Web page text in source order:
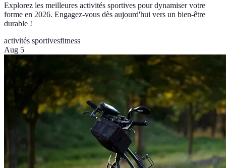
Explorez les meilleures activités sportives pour dynamiser votre
forme en 2026. Engagez-vous dès aujourd'hui vers un bien-être
durable !
activités sportivesfitness
Aug 5